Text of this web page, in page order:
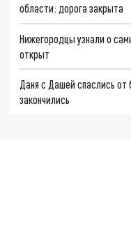
области: дорога закрыта
Нижегородцы узнали о
открыт
Даня с Дашей спаслись
закончились